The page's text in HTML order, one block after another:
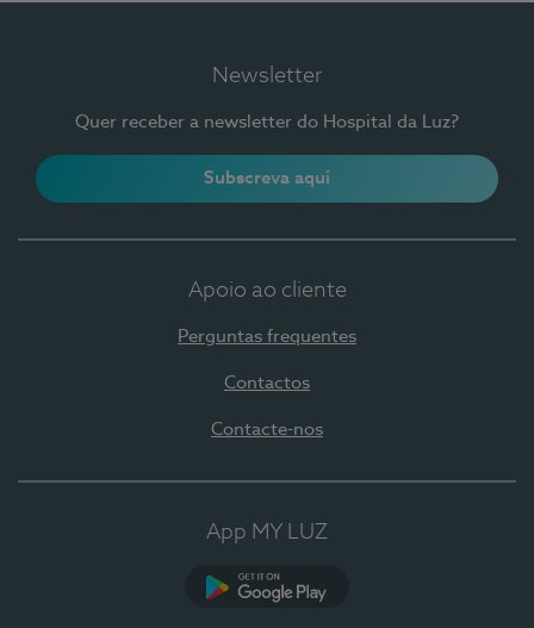
Newsletter
Quer receber a newsletter do Hospital da Luz?
Subscreva aqui
Apoio ao cliente
Perguntas frequentes
Contactos
Contacte-nos
App MY LUZ